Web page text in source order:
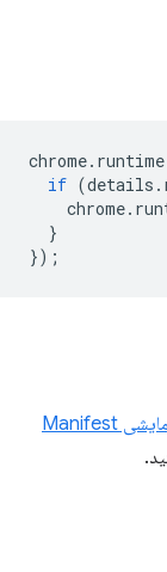
chrome. runtime
if (details .
chrome.
}
});
نسخه آزمایشی Manifest